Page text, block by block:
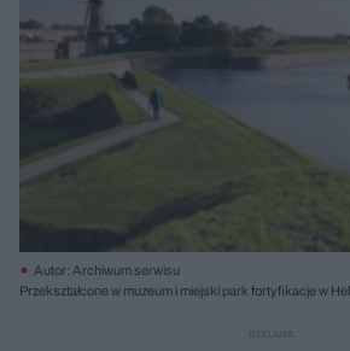
Autor: Archiwum serwisu
Przekształcone w muzeum i miejski park fortyfikacje w